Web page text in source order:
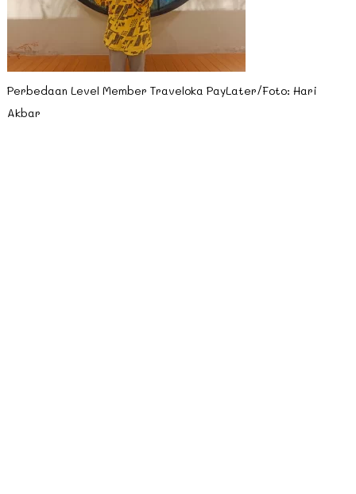
Perbedaan Level Member Traveloka PayLater/Foto: Hari
Akbar